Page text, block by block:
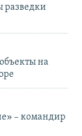
разведки
на
– командир